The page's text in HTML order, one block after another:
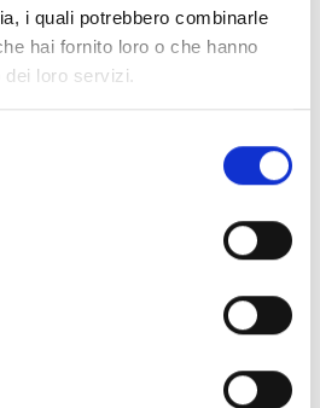
i quali potrebbero combinarle
hai fornito loro o che hanno
loro servizi.
catena cinetica posteriore con